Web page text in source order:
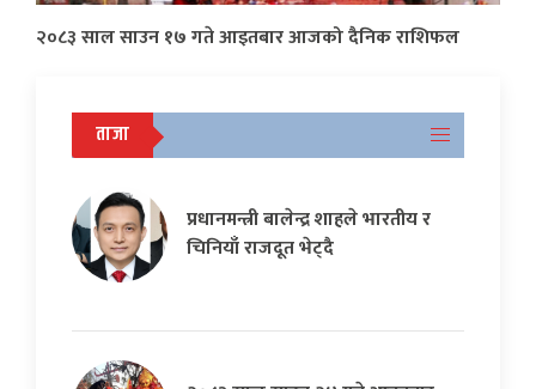
२०८३ साल साउन १७ गते आइतबार आजको दैनिक राशिफल
ताजा
प्रधानमन्त्री बालेन्द्र शाहले भारतीय र
चिनियाँ राजदूत भेट्दै